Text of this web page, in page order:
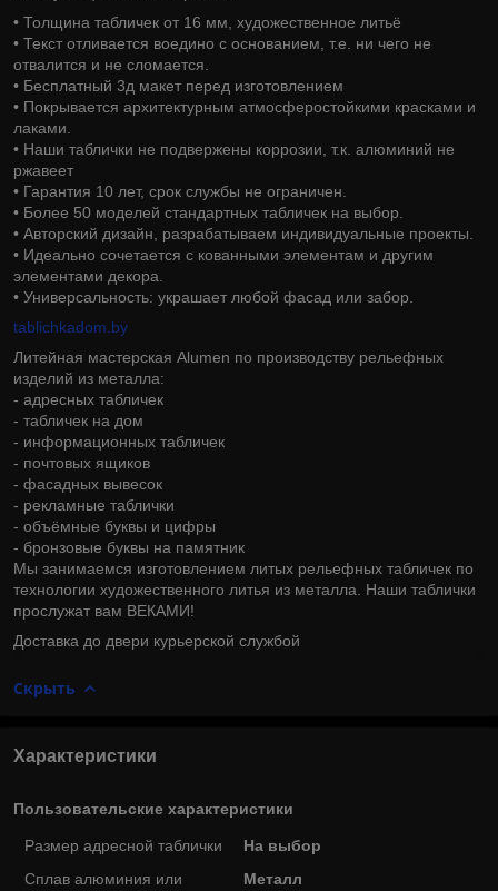
• Толщина табличек от 16 мм, художественное литьё
• Текст отливается воедино с основанием, т.е. ни чего не
отвалится и не сломается.
• Бесплатный 3д макет перед изготовлением
• Покрывается архитектурным атмосферостойкими красками и
лаками.
• Наши таблички не подвержены коррозии, т.к. алюминий не
ржавеет
• Гарантия 10 лет, срок службы не ограничен.
• Более 50 моделей стандартных табличек на выбор.
• Авторский дизайн, разрабатываем индивидуальные проекты.
• Идеально сочетается с кованными элементам и другим
элементами декора.
• Универсальность: украшает любой фасад или забор.
tablichkadom.by
Литейная мастерская Alumen по производству рельефных
изделий из металла:
- адресных табличек
- табличек на дом
- информационных табличек
- почтовых ящиков
- фасадных вывесок
- рекламные таблички
- объёмные буквы и цифры
- бронзовые буквы на памятник
Мы занимаемся изготовлением литых рельефных табличек по
технологии художественного литья из металла. Наши таблички
прослужат вам ВЕКАМИ!
Доставка до двери курьерской службой
Скрыть
Характеристики
Пользовательские характеристики
Размер адресной таблички
На выбор
Сплав алюминия или
Металл